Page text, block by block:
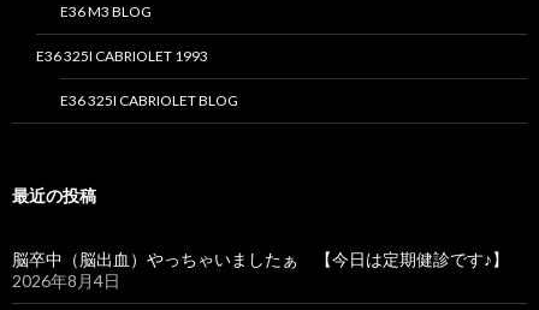
E36 M3 BLOG
E36 325I CABRIOLET 1993
E36 325I CABRIOLET BLOG
最近の投稿
脳卒中（脳出血）やっちゃいましたぁ 【今日は定期健診です♪】
2026年8月4日